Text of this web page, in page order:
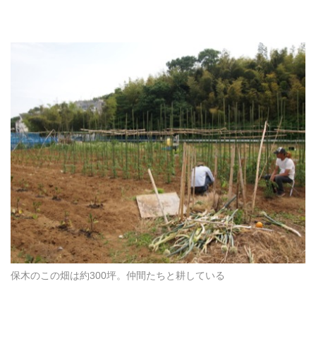
保木のこの畑は約300坪。仲間たちと耕している